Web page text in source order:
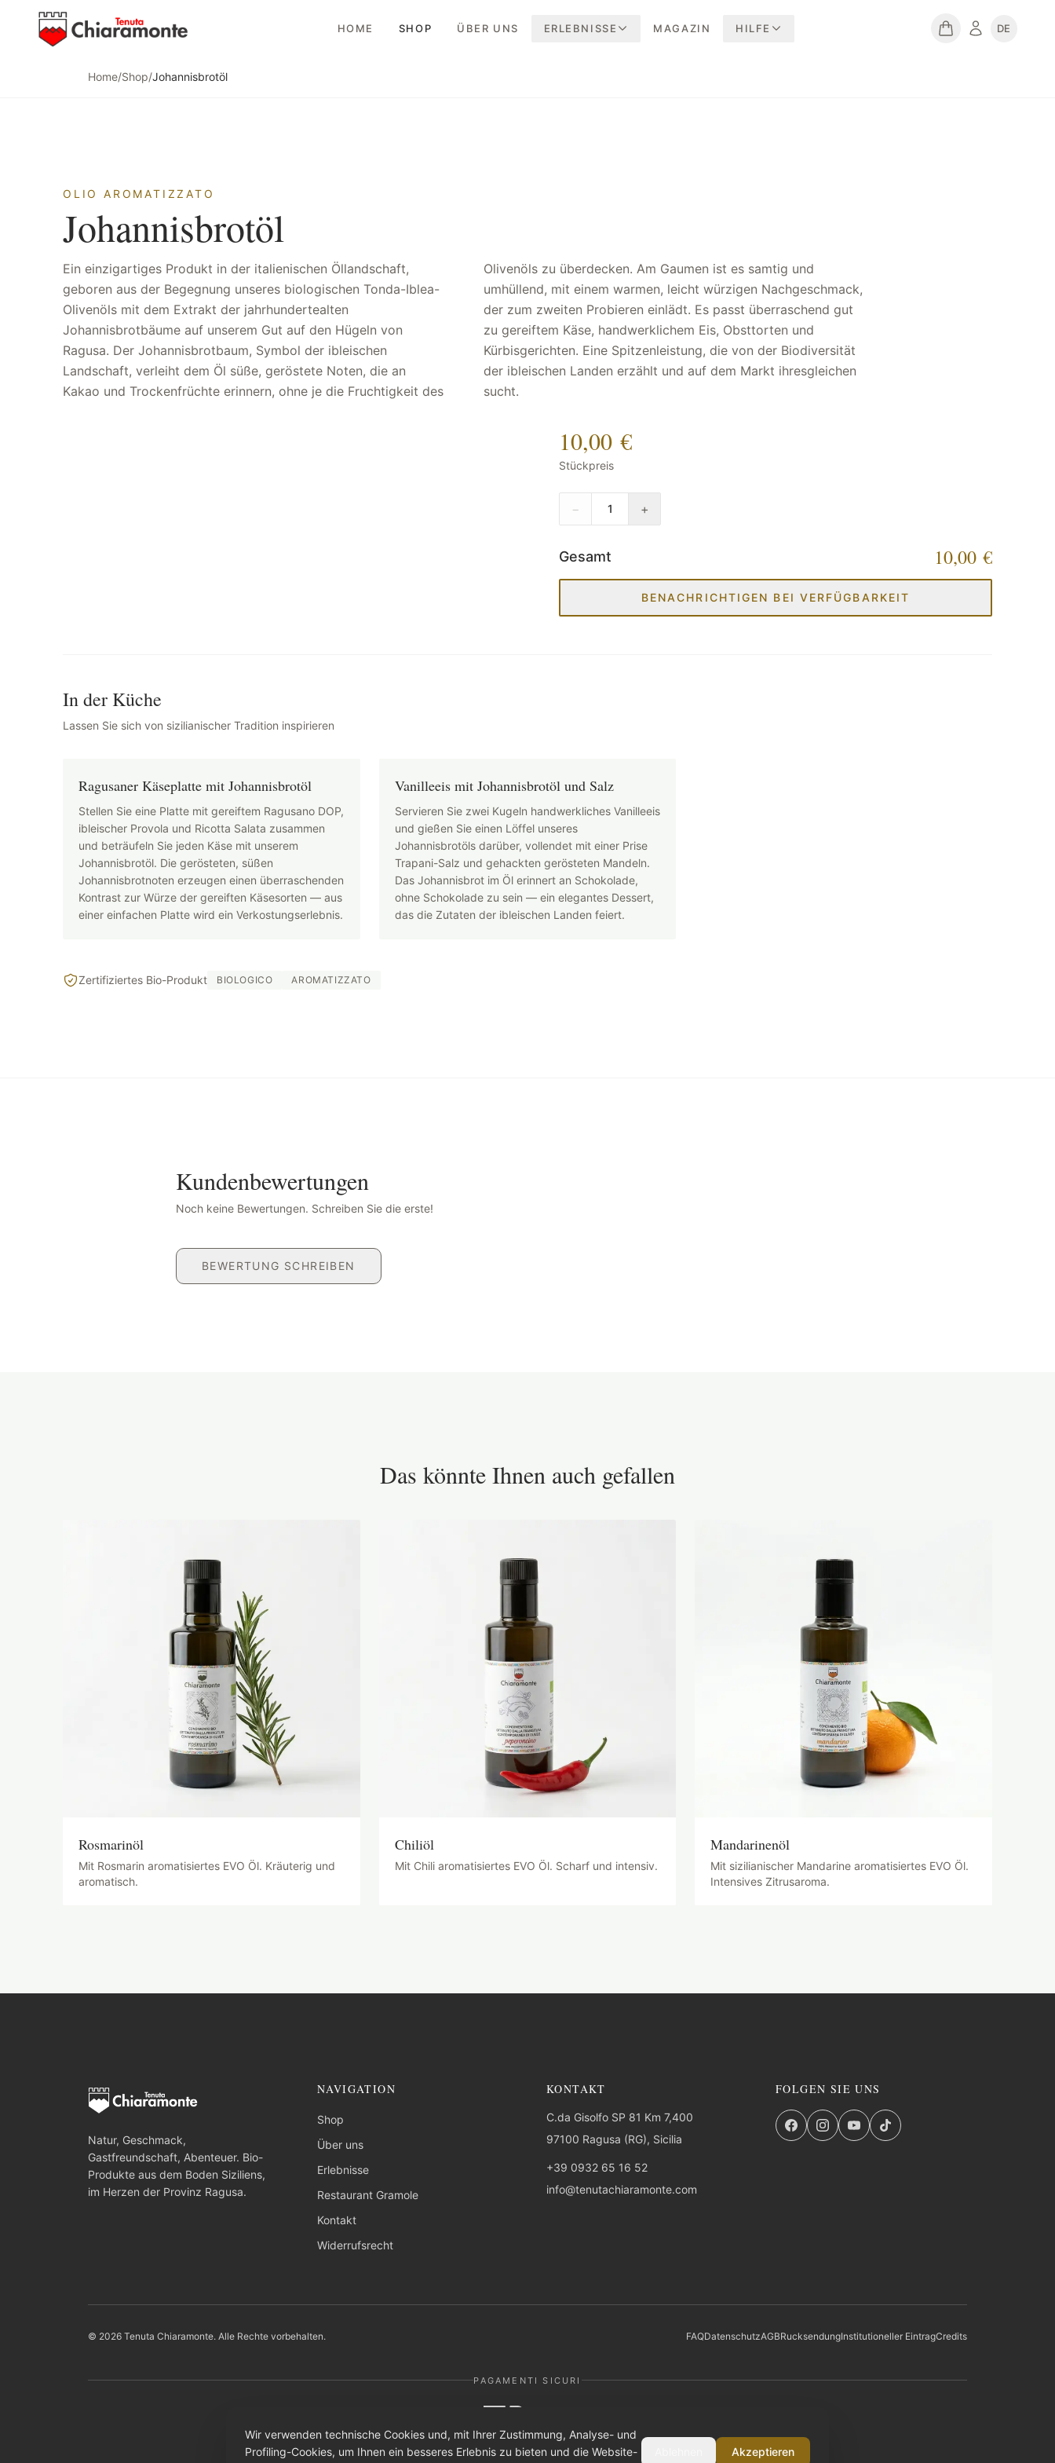
HOME SHOP ÜBER UNS ERLEBNISSE MAGAZIN HILFE DE
Home/Shop/Johannisbrotöl
OLIO AROMATIZZATO
Johannisbrotöl
Ein einzigartiges Produkt in der italienischen Öllandschaft,
geboren aus der Begegnung unseres biologischen Tonda-Iblea-
Olivenöls mit dem Extrakt der jahrhundertealten
Johannisbrotbäume auf unserem Gut auf den Hügeln von
Ragusa. Der Johannisbrotbaum, Symbol der ibleischen
Landschaft, verleiht dem Öl süße, geröstete Noten, die an
Kakao und Trockenfrüchte erinnern, ohne je die Fruchtigkeit des
Olivenöls zu überdecken. Am Gaumen ist es samtig und
umhüllend, mit einem warmen, leicht würzigen Nachgeschmack,
der zum zweiten Probieren einlädt. Es passt überraschend gut
zu gereiftem Käse, handwerklichem Eis, Obsttorten und
Kürbisgerichten. Eine Spitzenleistung, die von der Biodiversität
der ibleischen Landen erzählt und auf dem Markt ihresgleichen
sucht.
10,00 €
Stückpreis
− 1 +
Gesamt 10,00 €
BENACHRICHTIGEN BEI VERFÜGBARKEIT
In der Küche
Lassen Sie sich von sizilianischer Tradition inspirieren
Ragusaner Käseplatte mit Johannisbrotöl
Stellen Sie eine Platte mit gereiftem Ragusano DOP,
ibleischer Provola und Ricotta Salata zusammen
und beträufeln Sie jeden Käse mit unserem
Johannisbrotöl. Die gerösteten, süßen
Johannisbrotnoten erzeugen einen überraschenden
Kontrast zur Würze der gereiften Käsesorten — aus
einer einfachen Platte wird ein Verkostungserlebnis.
Vanilleeis mit Johannisbrotöl und Salz
Servieren Sie zwei Kugeln handwerkliches Vanilleeis
und gießen Sie einen Löffel unseres
Johannisbrotöls darüber, vollendet mit einer Prise
Trapani-Salz und gehackten gerösteten Mandeln.
Das Johannisbrot im Öl erinnert an Schokolade,
ohne Schokolade zu sein — ein elegantes Dessert,
das die Zutaten der ibleischen Landen feiert.
Zertifiziertes Bio-Produkt BIOLOGICO AROMATIZZATO
Kundenbewertungen
Noch keine Bewertungen. Schreiben Sie die erste!
BEWERTUNG SCHREIBEN
Das könnte Ihnen auch gefallen
Rosmarinöl
Mit Rosmarin aromatisiertes EVO Öl. Kräuterig und
aromatisch.
Chiliöl
Mit Chili aromatisiertes EVO Öl. Scharf und intensiv.
Mandarinenöl
Mit sizilianischer Mandarine aromatisiertes EVO Öl.
Intensives Zitrusaroma.
Natur, Geschmack,
Gastfreundschaft, Abenteuer. Bio-
Produkte aus dem Boden Siziliens,
im Herzen der Provinz Ragusa.
NAVIGATION
Shop
Über uns
Erlebnisse
Restaurant Gramole
Kontakt
Widerrufsrecht
KONTAKT
C.da Gisolfo SP 81 Km 7,400
97100 Ragusa (RG), Sicilia
+39 0932 65 16 52
info@tenutachiaramonte.com
FOLGEN SIE UNS
© 2026 Tenuta Chiaramonte. Alle Rechte vorbehalten. FAQDatenschutzAGBRucksendungInstitutioneller EintragCredits
PAGAMENTI SICURI
Wir verwenden technische Cookies und, mit Ihrer Zustimmung, Analyse- und
Profiling-Cookies, um Ihnen ein besseres Erlebnis zu bieten und die Website-
Akzeptieren